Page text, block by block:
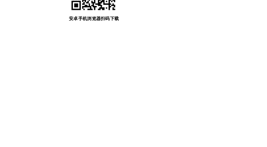
安卓手机浏览器扫码下载